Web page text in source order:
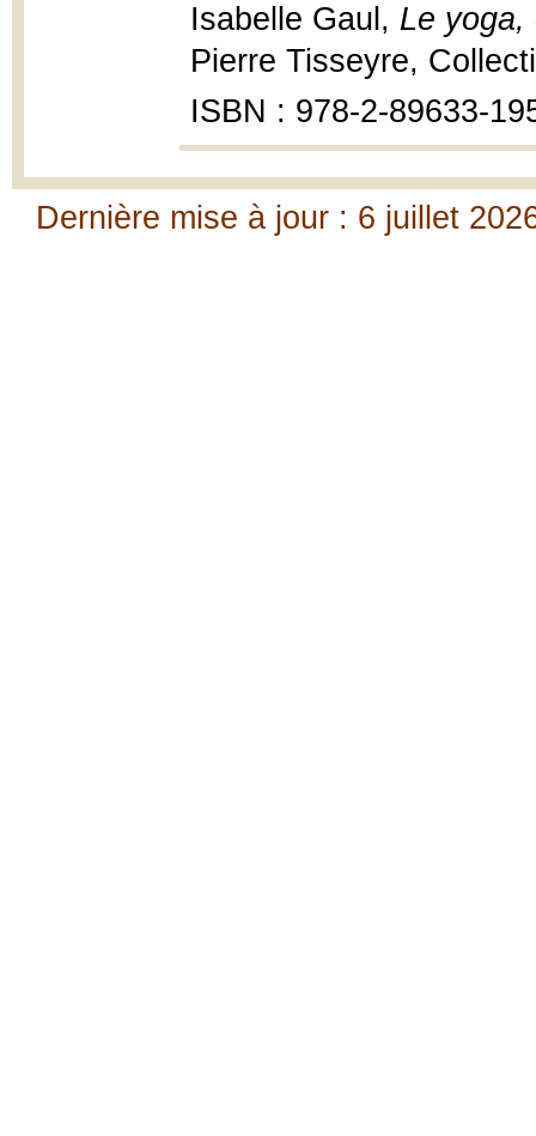
Isabelle Gaul, Le yoga,
Pierre Tisseyre,
ISBN : 978-2-89633-
Dernière mise à jour : 6 juillet